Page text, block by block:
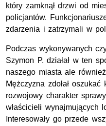
który zamknął drzwi od
policjantów.
zdarzenia i zatrzymali w
Podczas wykonywanych
Szymon P. działał w ten
naszego miasta ale
Mężczyzna zdołał
rozwojowy charakter
właścicieli wynajmujących
Interesowały go przede